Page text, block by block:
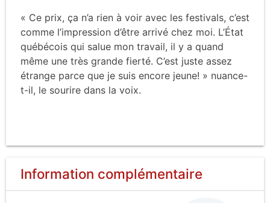
« Ce prix, ça n’a rien à voir avec les festivals, c’est
comme l’impression d’être arrivé chez moi. L’État
québécois qui salue mon travail, il y a quand
même une très grande fierté. C’est juste assez
étrange parce que je suis encore jeune! » nuance-
t-il, le sourire dans la voix.
Information complémentaire